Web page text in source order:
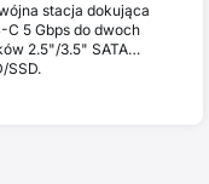
stacja dokująca
C 5 Gbps do dwoch
2.5"/3.5" SATA
SSD.